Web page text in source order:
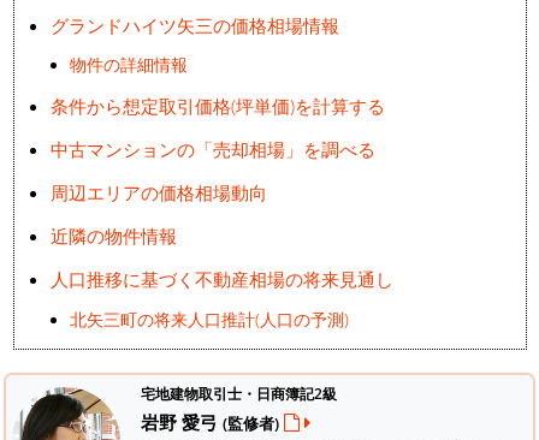
グランドハイツ矢三の価格相場情報
物件の詳細情報
条件から想定取引価格(坪単価)を計算する
中古マンションの「売却相場」を調べる
周辺エリアの価格相場動向
近隣の物件情報
人口推移に基づく不動産相場の将来見通し
北矢三町の将来人口推計(人口の予測)
宅地建物取引士・日商簿記2級
岩野 愛弓 (監修者)